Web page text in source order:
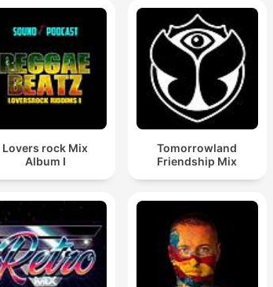
Lovers rock Mix
Album I
Tomorrowland
Friendship Mix